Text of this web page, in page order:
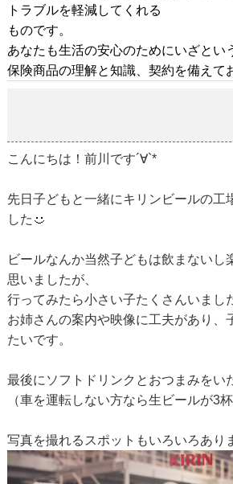
トラブルを軽減してくれる
ものです。
あなたも生活の安心のためにいざとい
保険商品の理解と知識、契約を備えて
こんにちは！前川です´∀`*
先日子どもと一緒にキリンビールの工
した
ビールなんか当然子どもは飲まないし
思いましたが、
行ってみたら小さい子たくさんいまし
お姉さんの案内や映像に工夫があり、
たいです。
最後にソフトドリンクとおつまみをい
（車を運転しない方なら生ビールが3
写真を撮れるスポットもいろいろあり